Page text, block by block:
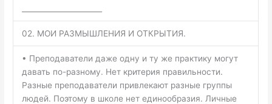
02. МОИ РАЗМЫШЛЕНИЯ И ОТКРЫТИЯ.
• Преподаватели даже одну и ту же практику могут
давать по-разному. Нет критерия правильности.
Разные преподаватели привлекают разные группы
людей. Поэтому в школе нет единообразия. Личные